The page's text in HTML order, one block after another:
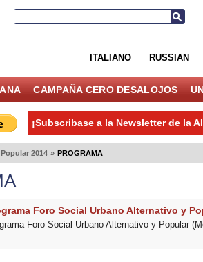
ITALIANO RUSSIAN
CAMPAÑA CERO DESALOJOS
¡Subscribase a la Newsletter de la
2014 » PROGRAMA
Foro Social Urbano Alternativo y
Foro Social Urbano Alternativo y Popular